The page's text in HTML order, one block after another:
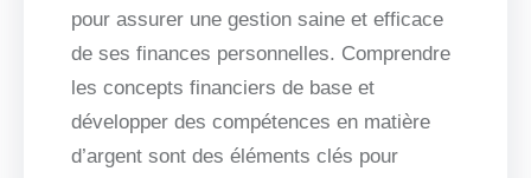
pour assurer une gestion saine et efficace
de ses finances personnelles. Comprendre
les concepts financiers de base et
développer des compétences en matière
d’argent sont des éléments clés pour